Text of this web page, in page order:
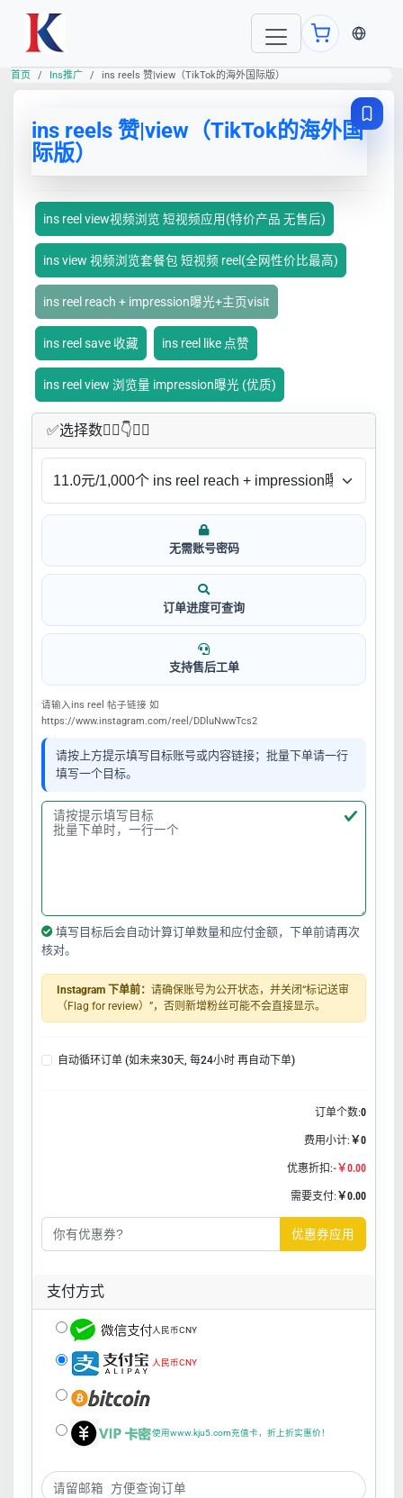
当前语
首页 Ins推广 ins reels 赞|view（TikTok的海外国际版）
ins reels 赞|view（TikTok的海外国
际版）
ins reel view视频浏览 短视频应用(特价产品 无售后)
ins view 视频浏览套餐包 短视频 reel(全网性价比最高)
ins reel reach + impression曝光+主页visit
ins reel save 收藏 ins reel like 点赞
ins reel view 浏览量 impression曝光 (优质)
✅​选择数👇🏻​​👇👇🏻​​
无需账号密码
订单进度可查询
支持售后工单
请输入ins reel 帖子链接 如
https://www.instagram.com/reel/DDluNwwTcs2
请按上方提示填写目标账号或内容链接；批量下单请一行
填写一个目标。
填写目标后会自动计算订单数量和应付金额，下单前请再次
核对。
Instagram 下单前： 请确保账号为公开状态，并关闭“标记送审
（Flag for review）”，否则新增粉丝可能不会直接显示。
自动循环订单 (如未来30天, 每24小时 再自动下单)
订单个数:0
费用小计: ￥0
优惠折扣:-￥0.00
需要支付: ￥0.00
优惠券应用
支付方式
人民币CNY
人民币CNY
使用www.kju5.com充值卡，折上折实惠价！